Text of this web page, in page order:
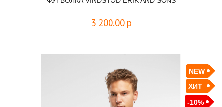
3 200.00 р
-10%
NEW
ХИТ